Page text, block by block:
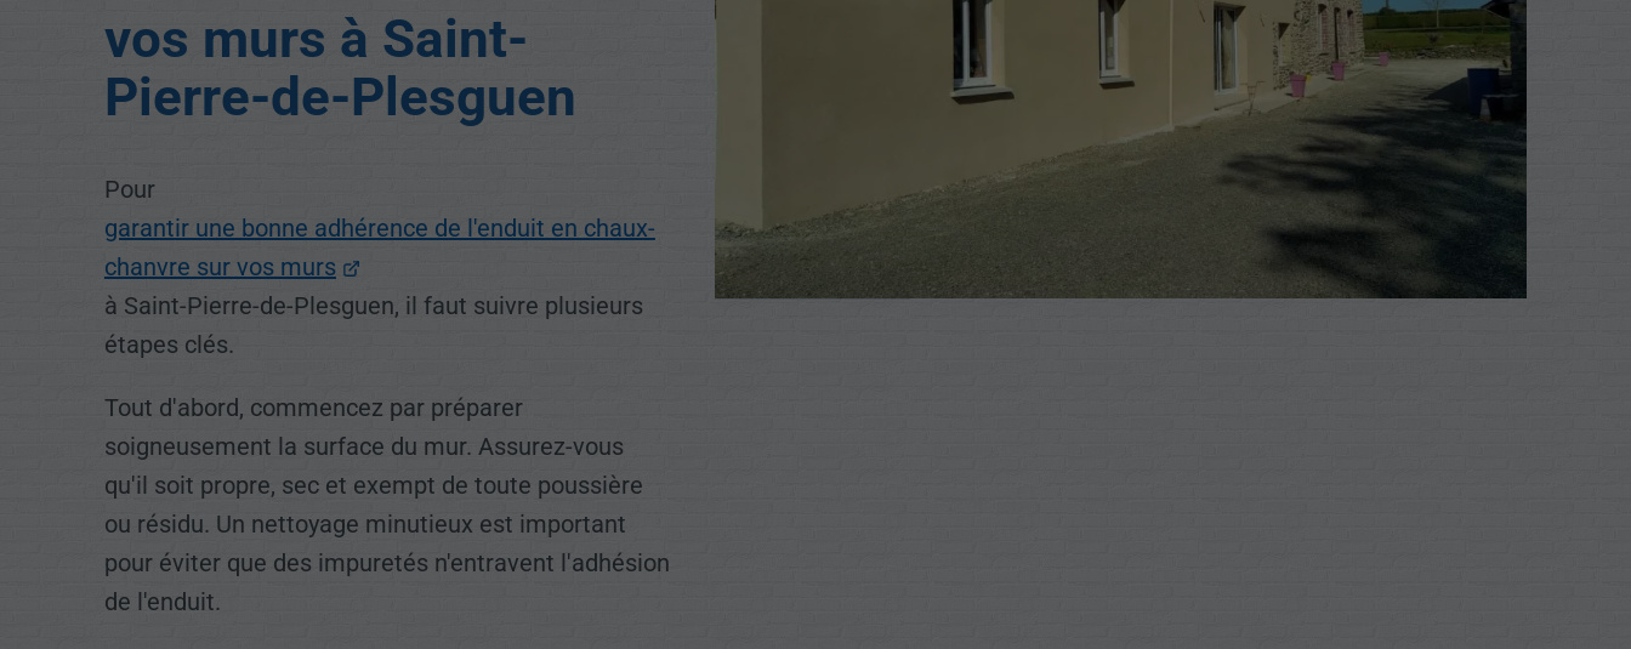
vos murs à Saint-
Pierre-de-Plesguen
Pour
garantir une bonne adhérence de l'enduit en chaux-
chanvre sur vos murs
à Saint-Pierre-de-Plesguen, il faut suivre plusieurs
étapes clés.
Tout d'abord, commencez par préparer
soigneusement la surface du mur. Assurez-vous
qu'il soit propre, sec et exempt de toute poussière
ou résidu. Un nettoyage minutieux est important
pour éviter que des impuretés n'entravent l'adhésion
de l'enduit.